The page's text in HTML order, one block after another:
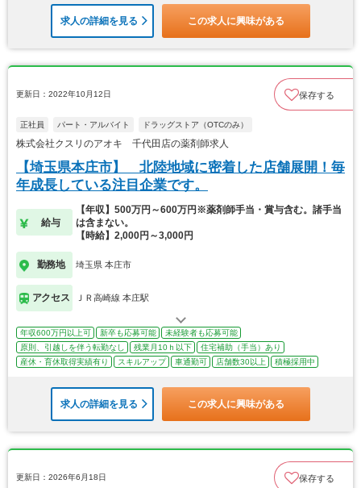
求人の詳細を見る この求人に興味がある
更新日：2022年10月12日 保存する
正社員 パート・アルバイト ドラッグストア（OTCのみ）
株式会社クスリのアオキ 千代田店の薬剤師求人
【埼玉県本庄市】 北陸地域に密着した店舗展開！毎
年成長している注目企業です。
給与
【年収】500万円～600万円※薬剤師手当・賞与含む。諸手当
は含まない。
【時給】2,000円～3,000円
勤務地 埼玉県 本庄市
アクセス ＪＲ高崎線 本庄駅
年収600万円以上可 新卒も応募可能
未経験者も応募可能
原則、引越しを伴う転勤なし
残業月10ｈ以下
住宅補助（手当）あり
産休・育休取得実績有り
スキルアップ 車通勤可 店舗数30以上 積極採用中
求人の詳細を見る この求人に興味がある
更新日：2026年6月18日 保存する